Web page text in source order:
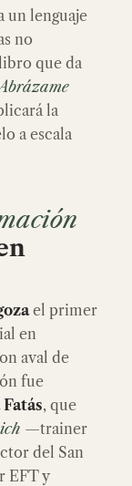
un lenguaje
no
que da
la
a escala
el primer
en
aval de
fue
, que
—trainer
del San
EFT y